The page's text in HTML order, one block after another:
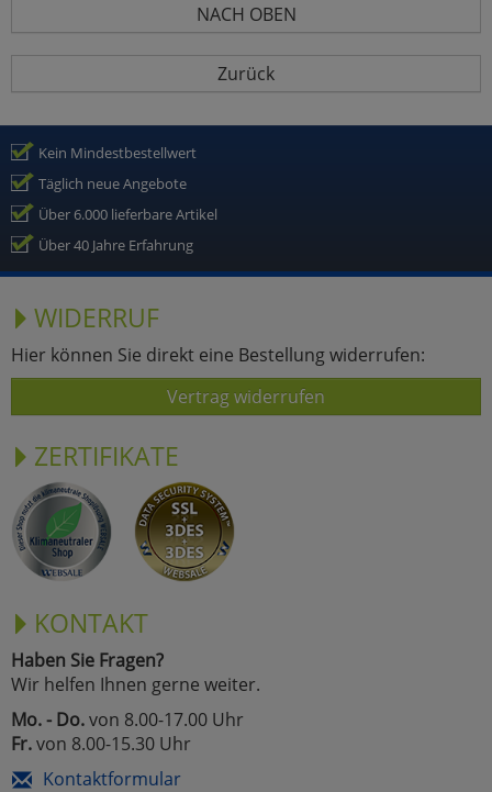
NACH OBEN
Zurück
Kein Mindestbestellwert
Täglich neue Angebote
Über 6.000 lieferbare Artikel
Über 40 Jahre Erfahrung
WIDERRUF
Hier können Sie direkt eine Bestellung widerrufen:
Vertrag widerrufen
ZERTIFIKATE
KONTAKT
Haben Sie Fragen?
Wir helfen Ihnen gerne weiter.
Mo. - Do.von 8.00-17.00 Uhr
Fr.von 8.00-15.30 Uhr
Kontaktformular